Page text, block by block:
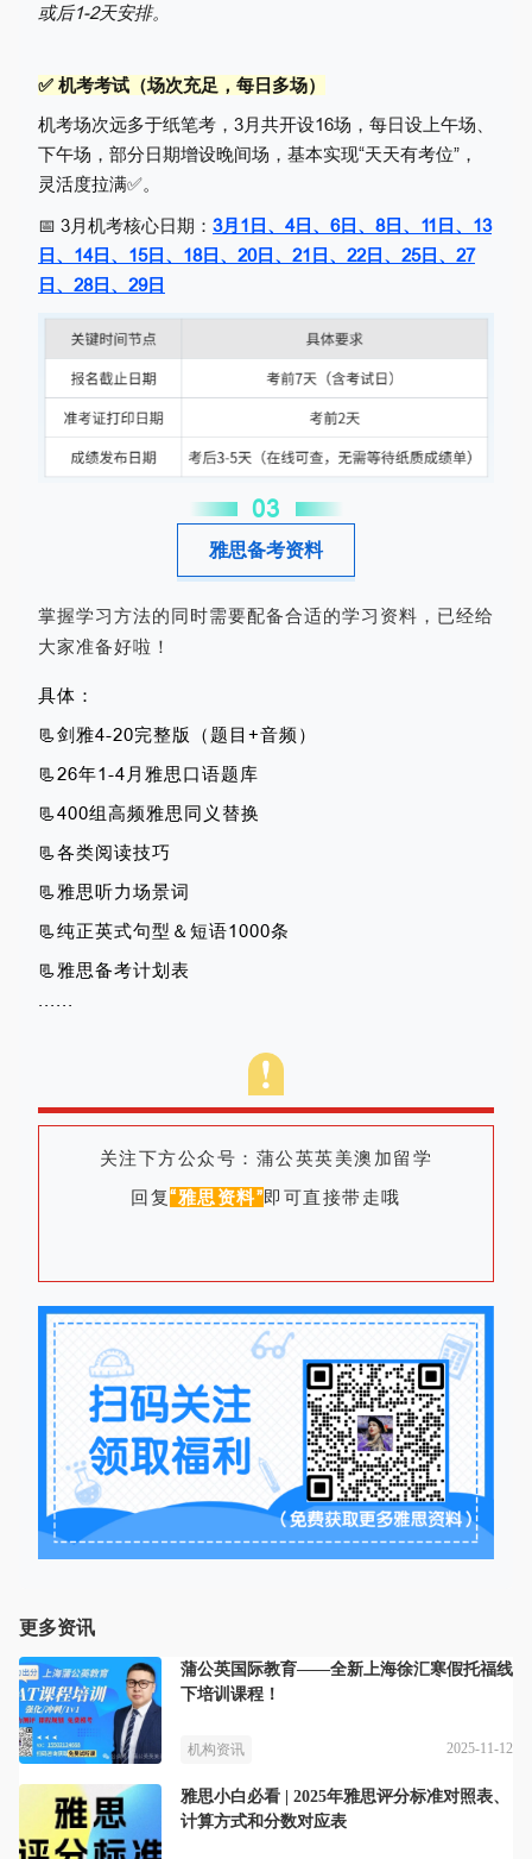
或后1-2天安排。
✅ 机考考试（场次充足，每日多场）
机考场次远多于纸笔考，3月共开设16场，每日设上午场、
下午场，部分日期增设晚间场，基本实现“天天有考位”，
灵活度拉满✅。
📅 3月机考核心日期： 3月1日、4日、6日、8日、11日、13
日、14日、15日、18日、20日、21日、22日、25日、27
日、28日、29日
03
雅思备考资料
掌握学习方法的同时需要配备合适的学习资料，已经给
大家准备好啦！
具体：
📃剑雅4-20完整版（题目+音频）
📃26年1-4月雅思口语题库
📃400组高频雅思同义替换
📃各类阅读技巧
📃雅思听力场景词
📃纯正英式句型＆短语1000条
📃雅思备考计划表
关注下方公众号： 蒲公英英美澳加留学
回复“雅思资料”即可直接带走哦
更多资讯
蒲公英国际教育——全新上海徐汇寒假托福线
下培训课程！
机构资讯 2025-11-12
雅思小白必看 | 2025年雅思评分标准对照表、
计算方式和分数对应表